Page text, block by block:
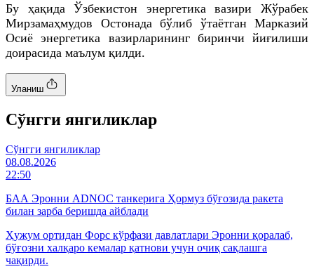
Бу ҳақида Ўзбекистон энергетика вазири Жўрабек
Мирзамаҳмудов Остонада бўлиб ўтаётган Марказий
Осиё энергетика вазирларининг биринчи йиғилиши
доирасида маълум қилди.
Уланиш
Cўнгги янгиликлар
Cўнгги янгиликлар
08.08.2026
22:50
БАА Эронни ADNOC танкерига Ҳормуз бўғозида ракета
билан зарба беришда айблади
Ҳужум ортидан Форс кўрфази давлатлари Эронни қоралаб,
бўғозни халқаро кемалар қатнови учун очиқ сақлашга
чақирди.